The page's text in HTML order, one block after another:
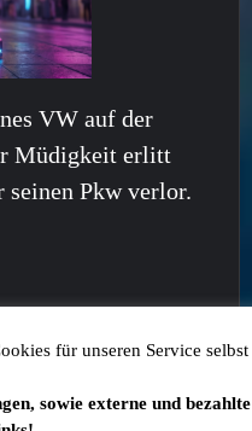
VW auf der
Müdigkeit erlitt
Pkw verlor.
für unseren Service selbst
sowie externe und bezahlte